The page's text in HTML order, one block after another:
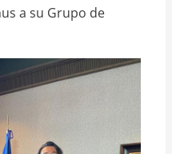
a su Grupo de